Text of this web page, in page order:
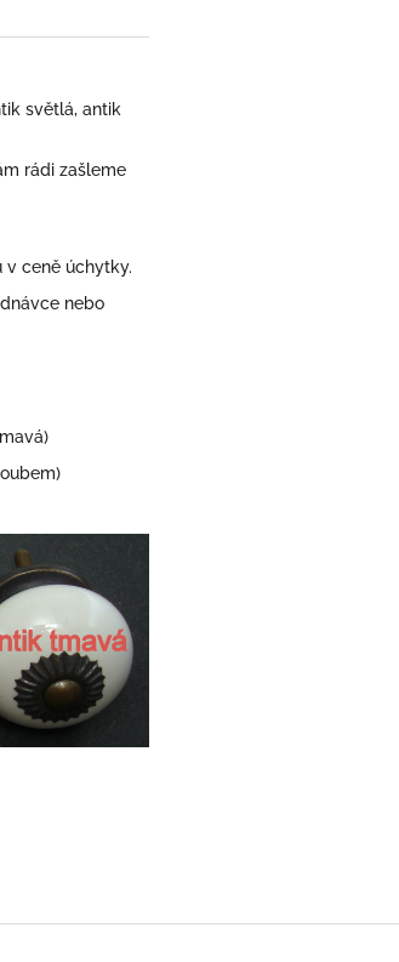
světlá, antik
rádi zašleme
v ceně úchytky.
nebo